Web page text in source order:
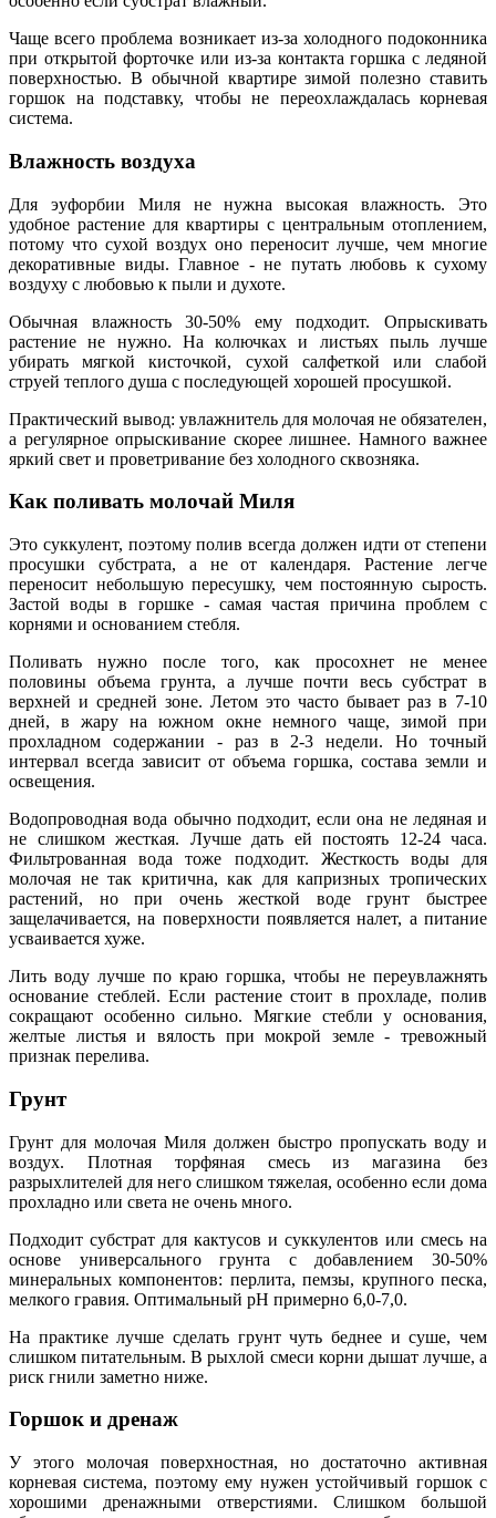
Чаще всего проблема возникает из-за холодного подоконника
при открытой форточке или из-за контакта горшка с ледяной
поверхностью. В обычной квартире зимой полезно ставить
горшок на подставку, чтобы не переохлаждалась корневая
система.
Влажность воздуха
Для эуфорбии Миля не нужна высокая влажность. Это
удобное растение для квартиры с центральным отоплением,
потому что сухой воздух оно переносит лучше, чем многие
декоративные виды. Главное - не путать любовь к сухому
воздуху с любовью к пыли и духоте.
Обычная влажность 30-50% ему подходит. Опрыскивать
растение не нужно. На колючках и листьях пыль лучше
убирать мягкой кисточкой, сухой салфеткой или слабой
струей теплого душа с последующей хорошей просушкой.
Практический вывод: увлажнитель для молочая не обязателен,
а регулярное опрыскивание скорее лишнее. Намного важнее
яркий свет и проветривание без холодного сквозняка.
Как поливать молочай Миля
Это суккулент, поэтому полив всегда должен идти от степени
просушки субстрата, а не от календаря. Растение легче
переносит небольшую пересушку, чем постоянную сырость.
Застой воды в горшке - самая частая причина проблем с
корнями и основанием стебля.
Поливать нужно после того, как просохнет не менее
половины объема грунта, а лучше почти весь субстрат в
верхней и средней зоне. Летом это часто бывает раз в 7-10
дней, в жару на южном окне немного чаще, зимой при
прохладном содержании - раз в 2-3 недели. Но точный
интервал всегда зависит от объема горшка, состава земли и
освещения.
Водопроводная вода обычно подходит, если она не ледяная и
не слишком жесткая. Лучше дать ей постоять 12-24 часа.
Фильтрованная вода тоже подходит. Жесткость воды для
молочая не так критична, как для капризных тропических
растений, но при очень жесткой воде грунт быстрее
защелачивается, на поверхности появляется налет, а питание
усваивается хуже.
Лить воду лучше по краю горшка, чтобы не переувлажнять
основание стеблей. Если растение стоит в прохладе, полив
сокращают особенно сильно. Мягкие стебли у основания,
желтые листья и вялость при мокрой земле - тревожный
признак перелива.
Грунт
Грунт для молочая Миля должен быстро пропускать воду и
воздух. Плотная торфяная смесь из магазина без
разрыхлителей для него слишком тяжелая, особенно если дома
прохладно или света не очень много.
Подходит субстрат для кактусов и суккулентов или смесь на
основе универсального грунта с добавлением 30-50%
минеральных компонентов: перлита, пемзы, крупного песка,
мелкого гравия. Оптимальный pH примерно 6,0-7,0.
На практике лучше сделать грунт чуть беднее и суше, чем
слишком питательным. В рыхлой смеси корни дышат лучше, а
риск гнили заметно ниже.
Горшок и дренаж
У этого молочая поверхностная, но достаточно активная
корневая система, поэтому ему нужен устойчивый горшок с
хорошими дренажными отверстиями. Слишком большой